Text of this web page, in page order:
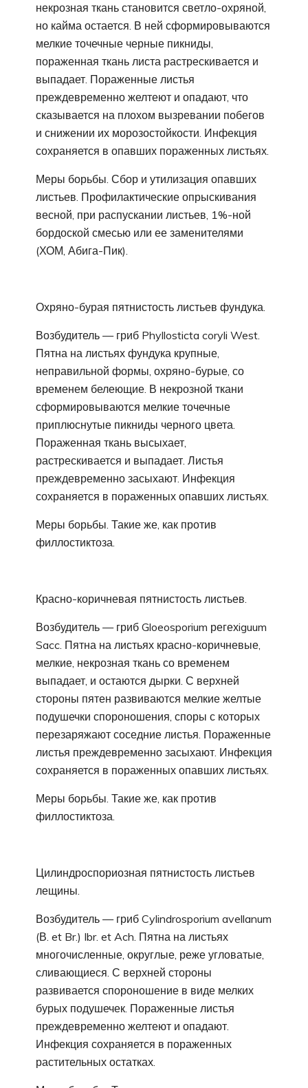
некрозная ткань становится светло-охряной,
но кайма остается. В ней сформировываются
мелкие точечные черные пикниды,
пораженная ткань листа растрескивается и
выпадает. Пораженные листья
преждевременно желтеют и опадают, что
сказывается на плохом вызревании побегов
и снижении их морозостойкости. Инфекция
сохраняется в опавших пораженных листьях.
Меры борьбы. Сбор и утилизация опавших
листьев. Профилактические опрыскивания
весной, при распускании листьев, 1%-ной
бордоской смесью или ее заменителями
(ХОМ, Абига-Пик).
Охряно-бурая пятнистость листьев фундука.
Возбудитель — гриб Phyllosticta coryli West.
Пятна на листьях фундука крупные,
неправильной формы, охряно-бурые, со
временем белеющие. В некрозной ткани
сформировываются мелкие точечные
приплюснутые пикниды черного цвета.
Пораженная ткань высыхает,
растрескивается и выпадает. Листья
преждевременно засыхают. Инфекция
сохраняется в пораженных опавших листьях.
Меры борьбы. Такие же, как против
филлостиктоза.
Красно-коричневая пятнистость листьев.
Возбудитель — гриб Gloeosporium регехiguum
Sacc. Пятна на листьях красно-коричневые,
мелкие, некрозная ткань со временем
выпадает, и остаются дырки. С верхней
стороны пятен развиваются мелкие желтые
подушечки спороношения, споры с которых
перезаряжают соседние листья. Пораженные
листья преждевременно засыхают. Инфекция
сохраняется в пораженных опавших листьях.
Меры борьбы. Такие же, как против
филлостиктоза.
Цилиндроспориозная пятнистость листьев
лещины.
Возбудитель — гриб Cylindrosporium avellanum
(В. et Br.) Ibr. et Ach. Пятна на листьях
многочисленные, округлые, реже угловатые,
сливающиеся. С верхней стороны
развивается спороношение в виде мелких
бурых подушечек. Пораженные листья
преждевременно желтеют и опадают.
Инфекция сохраняется в пораженных
растительных остатках.